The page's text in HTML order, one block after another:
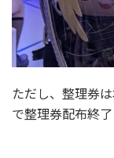
ただし、整理券
で整理券配布終